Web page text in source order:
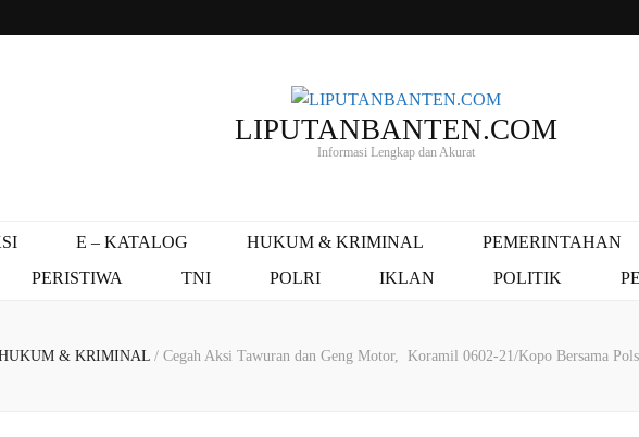
LIPUTANBANTEN.COM
Informasi Lengkap dan Akurat
E – KATALOG HUKUM & KRIMINAL
PEMERINTAHAN
PERISTIWA TNI POLRI IKLAN POLITIK
& KRIMINAL / Cegah Aksi Tawuran dan Geng Motor, Koramil 0602-21/Kopo Bersama